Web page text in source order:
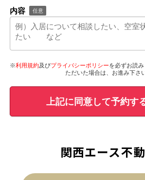
内容 任意
※利用規約及びプライバシーポリシーを必ずお読
ただいた場合は、お進み下さい
上記に同意して予約す
関西エース不